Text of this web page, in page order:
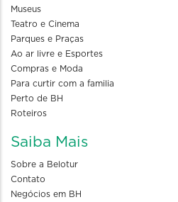
Museus
Teatro e Cinema
Parques e Praças
Ao ar livre e Esportes
Compras e Moda
Para curtir com a familia
Perto de BH
Roteiros
Saiba Mais
Sobre a Belotur
Contato
Negócios em BH